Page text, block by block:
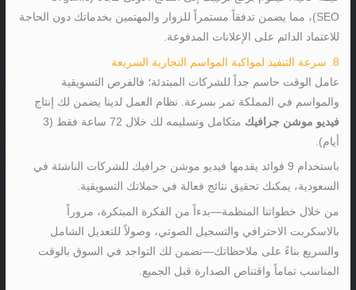
SEO)، مما يضمن تدفقاً مستمراً للزوار والمهتمين بخدماتك دون الحاجة
للاعتماد الدائم على الإعلانات المدفوعة.
8. سرعة التنفيذ لمواكبة المواسم التجارية السريعة
عامل الوقت حاسم جداً للشركات المبتدئة؛ فالفرص التسويقية
والمواسم في المملكة تمر بسرعة. نظام العمل لدينا يضمن لك إنتاج
فيديو موشن جرافيك
متكامل وتسليمه لك خلال 72 ساعة فقط (3
أيام).
باستخدام 9 فوائد يقدمها فيديو موشن جرافيك للشركات الناشئة في
السعودية، يمكنك تحقيق نتائج فعالة في حملاتك التسويقية.
من خلال خطواتنا المنظمة—بدءاً من الفكرة المبتكرة، مروراً
بالاسكربت الاحترافي والتسجيل الصوتي، وصولاً للتعديل الشامل
والسريع بناءً على ملاحظاتك—نضمن لك التواجد في السوق بالوقت
المناسب تماماً واقتناص الصدارة قبل الجميع.